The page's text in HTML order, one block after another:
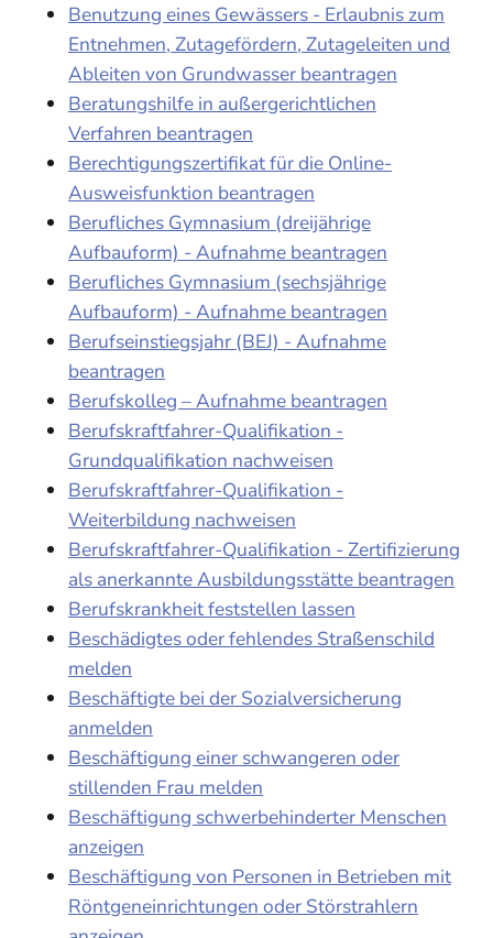
Benutzung eines Gewässers - Erlaubnis zum
Entnehmen, Zutagefördern, Zutageleiten und
Ableiten von Grundwasser beantragen
Beratungshilfe in außergerichtlichen
Verfahren beantragen
Berechtigungszertifikat für die Online-
Ausweisfunktion beantragen
Berufliches Gymnasium (dreijährige
Aufbauform) - Aufnahme beantragen
Berufliches Gymnasium (sechsjährige
Aufbauform) - Aufnahme beantragen
Berufseinstiegsjahr (BEJ) - Aufnahme
beantragen
Berufskolleg – Aufnahme beantragen
Berufskraftfahrer-Qualifikation -
Grundqualifikation nachweisen
Berufskraftfahrer-Qualifikation -
Weiterbildung nachweisen
Berufskraftfahrer-Qualifikation - Zertifizierung
als anerkannte Ausbildungsstätte beantragen
Berufskrankheit feststellen lassen
Beschädigtes oder fehlendes Straßenschild
melden
Beschäftigte bei der Sozialversicherung
anmelden
Beschäftigung einer schwangeren oder
stillenden Frau melden
Beschäftigung schwerbehinderter Menschen
anzeigen
Beschäftigung von Personen in Betrieben mit
Röntgeneinrichtungen oder Störstrahlern